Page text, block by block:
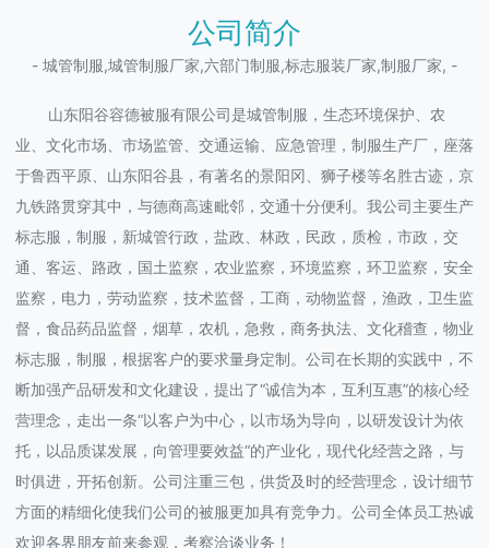
公司简介
- 城管制服,城管制服厂家,六部门制服,标志服装厂家,制服厂家, -
山东阳谷容德被服有限公司是城管制服，生态环境保护、农
业、文化市场、市场监管、交通运输、应急管理，制服生产厂，座落
于鲁西平原、山东阳谷县，有著名的景阳冈、狮子楼等名胜古迹，京
九铁路贯穿其中，与德商高速毗邻，交通十分便利。我公司主要生产
标志服，制服，新城管行政，盐政、林政，民政，质检，市政，交
通、客运、路政，国土监察，农业监察，环境监察，环卫监察，安全
监察，电力，劳动监察，技术监督，工商，动物监督，渔政，卫生监
督，食品药品监督，烟草，农机，急救，商务执法、文化稽查，物业
标志服，制服，根据客户的要求量身定制。公司在长期的实践中，不
断加强产品研发和文化建设，提出了“诚信为本，互利互惠”的核心经
营理念，走出一条“以客户为中心，以市场为导向，以研发设计为依
托，以品质谋发展，向管理要效益“的产业化，现代化经营之路，与
时俱进，开拓创新。公司注重三包，供货及时的经营理念，设计细节
方面的精细化使我们公司的被服更加具有竞争力。公司全体员工热诚
欢迎各界朋友前来参观，考察洽谈业务！